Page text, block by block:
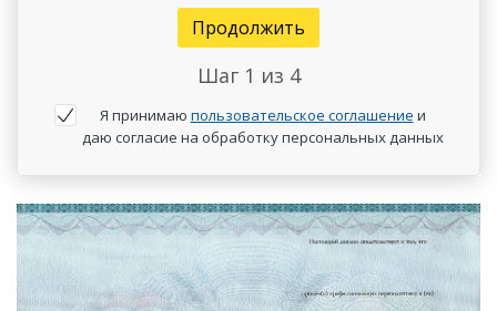
Продолжить
Шаг 1 из 4
Я принимаю пользовательское соглашение и
даю согласие на обработку персональных данных